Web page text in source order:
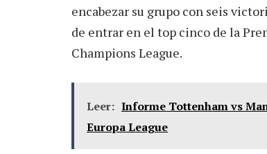
encabezar su grupo con seis
de entrar en el top cinco de la
Champions League.
Leer: Informe Tottenham vs
Europa League